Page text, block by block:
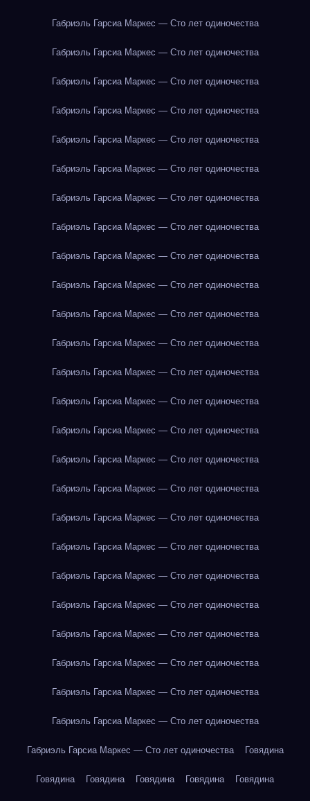
Габриэль Гарсиа Маркес — Сто лет одиночества
Габриэль Гарсиа Маркес — Сто лет одиночества
Габриэль Гарсиа Маркес — Сто лет одиночества
Габриэль Гарсиа Маркес — Сто лет одиночества
Габриэль Гарсиа Маркес — Сто лет одиночества
Габриэль Гарсиа Маркес — Сто лет одиночества
Габриэль Гарсиа Маркес — Сто лет одиночества
Габриэль Гарсиа Маркес — Сто лет одиночества
Габриэль Гарсиа Маркес — Сто лет одиночества
Габриэль Гарсиа Маркес — Сто лет одиночества
Габриэль Гарсиа Маркес — Сто лет одиночества
Габриэль Гарсиа Маркес — Сто лет одиночества
Габриэль Гарсиа Маркес — Сто лет одиночества
Габриэль Гарсиа Маркес — Сто лет одиночества
Габриэль Гарсиа Маркес — Сто лет одиночества
Габриэль Гарсиа Маркес — Сто лет одиночества
Габриэль Гарсиа Маркес — Сто лет одиночества
Габриэль Гарсиа Маркес — Сто лет одиночества
Габриэль Гарсиа Маркес — Сто лет одиночества
Габриэль Гарсиа Маркес — Сто лет одиночества
Габриэль Гарсиа Маркес — Сто лет одиночества
Габриэль Гарсиа Маркес — Сто лет одиночества
Габриэль Гарсиа Маркес — Сто лет одиночества
Габриэль Гарсиа Маркес — Сто лет одиночества
Габриэль Гарсиа Маркес — Сто лет одиночества
Габриэль Гарсиа Маркес — Сто лет одиночества Говядина
Говядина Говядина Говядина Говядина Говядина